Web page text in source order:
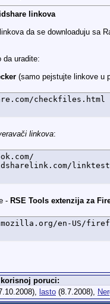
linkova
da se downloaduju sa
da uradite:
(samo pejstujte linkove u
checkfiles.html
linkova:
- RSE Tools extenzija za
en-US/
poruci:
lasto(8.7.2008),